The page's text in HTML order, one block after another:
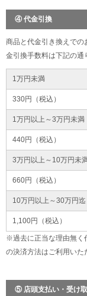
④ 代金引換
商品と代金引き換えで
金引換手数料は下記の通
1万円未満
330円（税込）
1万円以上～3万円未満
440円（税込）
3万円以上～10万円未
660円（税込）
10万円以上～30万円迄
1,100円（税込）
※過去に正当な理由無く
の決済方法はご利用いた
⑤ 店頭支払い・受け